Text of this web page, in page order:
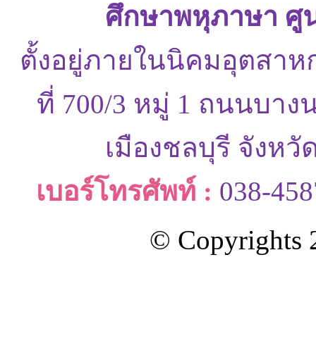
ศึกษาพหุภาษา ศู
ตั้งอยู่ภายในนิคมอุตสาห
ที่ 700/3 หมู่ 1 ถนนบาง
เมืองชลบุรี จังห
เบอร์โทรศัพท์ : 038-
© Copyrights